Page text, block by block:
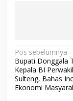
N
a
v
Pos sebelumnya
Bupati Donggala
Kepala BI
Sulteng, Bahas
Ekonomi